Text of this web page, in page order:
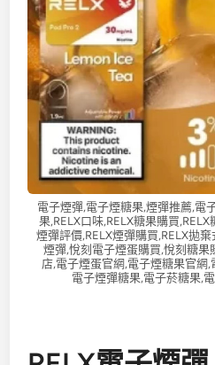
電子煙彈,電子煙糖果,煙彈推薦,電
果,RELX口味,RELX糖果購買
煙彈評價,RELX煙彈購買,RELX拋
煙彈,悅刻電子煙蛋購買,悅刻糖果
店,電子煙蛋官網,電子煙糖果官網
電子煙彈糖果,電子菸糖果,